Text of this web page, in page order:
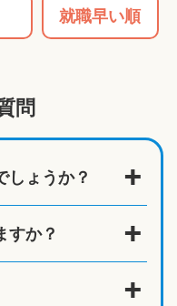
就職早い順
問
しょうか？
すか？